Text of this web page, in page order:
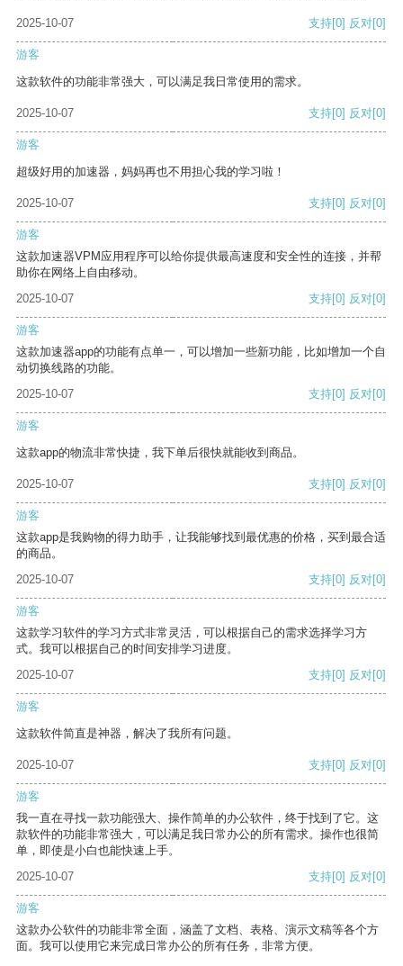
2025-10-07 支持[0] 反对[0]
游客
这款软件的功能非常强大，可以满足我日常使用的需求。
2025-10-07 支持[0] 反对[0]
游客
超级好用的加速器，妈妈再也不用担心我的学习啦！
2025-10-07 支持[0] 反对[0]
游客
这款加速器VPM应用程序可以给你提供最高速度和安全性的连接，并帮
助你在网络上自由移动。
2025-10-07
支持[0] 反对[0]
游客
这款加速器app的功能有点单一，可以增加一些新功能，比如增加一个自
动切换线路的功能。
2025-10-07
支持[0] 反对[0]
游客
这款app的物流非常快捷，我下单后很快就能收到商品。
2025-10-07 支持[0] 反对[0]
游客
这款app是我购物的得力助手，让我能够找到最优惠的价格，买到最合适
的商品。
2025-10-07
支持[0] 反对[0]
游客
这款学习软件的学习方式非常灵活，可以根据自己的需求选择学习方
式。我可以根据自己的时间安排学习进度。
2025-10-07
支持[0] 反对[0]
游客
这款软件简直是神器，解决了我所有问题。
2025-10-07 支持[0] 反对[0]
游客
我一直在寻找一款功能强大、操作简单的办公软件，终于找到了它。这
款软件的功能非常强大，可以满足我日常办公的所有需求。操作也很简
单，即使是小白也能快速上手。
2025-10-07
支持[0] 反对[0]
游客
这款办公软件的功能非常全面，涵盖了文档、表格、演示文稿等各个方
面。我可以使用它来完成日常办公的所有任务，非常方便。